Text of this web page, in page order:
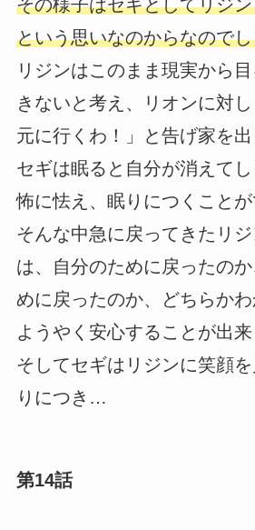
その様子はセギとしてリジ
という思いなのからなので
リジンはこのまま現実から
きないと考え、リオンに対
元に行くわ！」と告げ家を出
セギは眠ると自分が消えて
怖に怯え、眠りにつくことが
そんな中急に戻ってきたリ
は、自分のために戻ったの
めに戻ったのか、どちらか
ようやく安心することが出来
そしてセギはリジンに笑顔
りにつき…
第14話